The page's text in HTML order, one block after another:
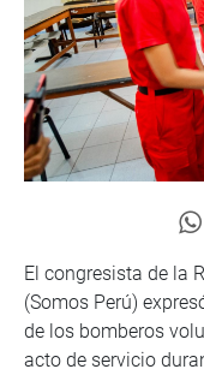
El congresista de la
(Somos Perú)
de los bomberos
acto de servicio